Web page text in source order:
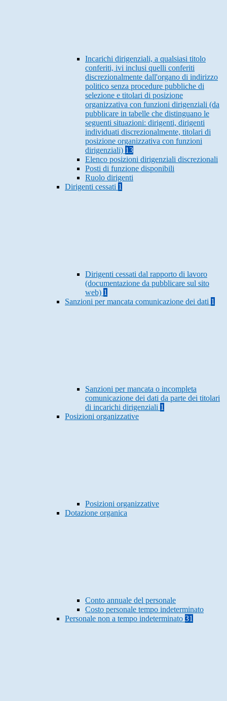
Incarichi dirigenziali, a qualsiasi titolo
conferiti, ivi inclusi quelli conferiti
discrezionalmente dall'organo di indirizzo
politico senza procedure pubbliche di
selezione e titolari di posizione
organizzativa con funzioni dirigenziali (da
pubblicare in tabelle che distinguano le
seguenti situazioni: dirigenti, dirigenti
individuati discrezionalmente, titolari di
posizione organizzativa con funzioni
dirigenziali) 13
Elenco posizioni dirigenziali discrezionali
Posti di funzione disponibili
Ruolo dirigenti
Dirigenti cessati 1
Dirigenti cessati dal rapporto di lavoro
(documentazione da pubblicare sul sito
web) 1
Sanzioni per mancata comunicazione dei dati 1
Sanzioni per mancata o incompleta
comunicazione dei dati da parte dei titolari
di incarichi dirigenziali 1
Posizioni organizzative
Posizioni organizzative
Dotazione organica
Conto annuale del personale
Costo personale tempo indeterminato
Personale non a tempo indeterminato 31